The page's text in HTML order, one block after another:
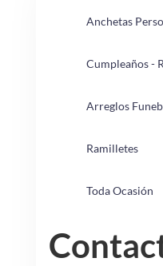
Anchetas
Cumpleaños -
Arreglos
Ramilletes
Toda Ocasión